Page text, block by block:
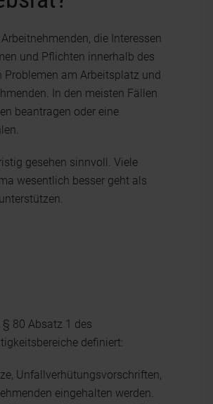
die Interessen
und Pflichten innerhalb des
am Arbeitsplatz und
In den meisten Fällen
beantragen oder eine
gesehen sinnvoll. Viele
wesentlich besser geht als
80 Absatz 1 des
definiert:
Unfallverhütungsvorschriften,
eingehalten werden.